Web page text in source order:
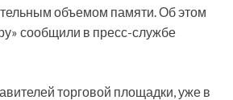
объемом памяти. Об этом
сообщили в пресс-службе
торговой площадки, уже в